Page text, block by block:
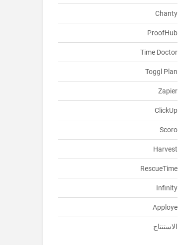
Chanty
ProofHub
Time Doctor
Toggl Plan
Zapier
ClickUp
Scoro
Harvest
RescueTime
Infinity
Apploye
الاستنتاج